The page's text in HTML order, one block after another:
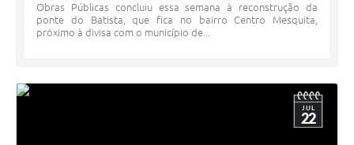
Obras Públicas concluiu essa semana à reconstrução da
ponte do Batista, que fica no bairro Centro Mesquita,
próximo à divisa com o município de...
JUL
22